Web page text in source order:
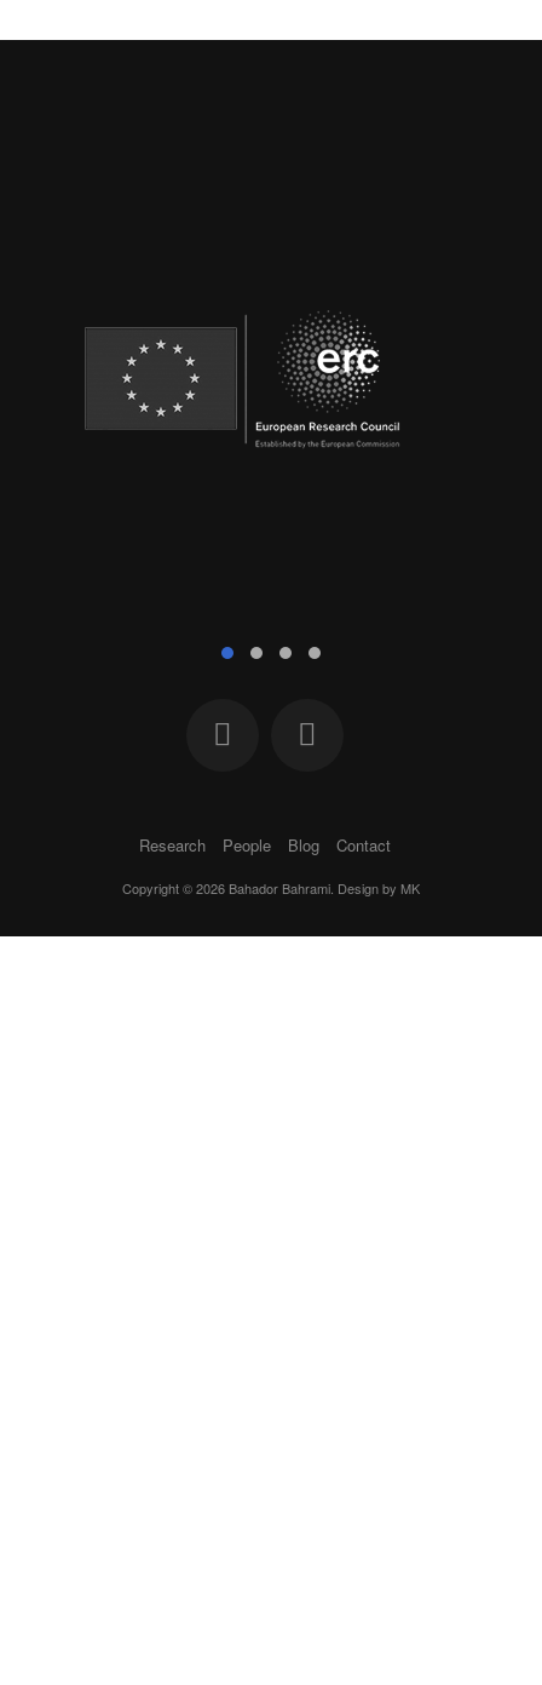
Research People Blog Contact
Copyright © 2026 Bahador Bahrami. Design by MK